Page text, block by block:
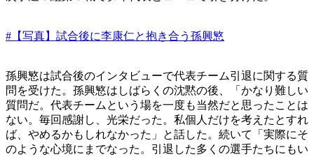
#【写真】試合後に李康仁と抱き合う孫興慜
孫興慜は試合後のインタビューで代表チーム引退に関する質
問を受けた。孫興慜はしばらくの沈黙の後、「かなり難しい
質問だ。代表チームという場を一度も当然だと思ったことは
ない。毎回感謝し、光栄だった。私個人だけを考えたとすれ
ば、やめるかもしれなかった」と話した。続いて「実際にそ
のような心境にまでなった。引退した多くの選手たちにもい